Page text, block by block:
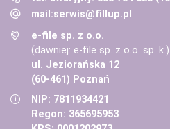
mail:serwis@fillup.pl
e-file sp. z o.o.
(dawniej: e-file sp. z o.o. sp. k.)
ul. Jeziorańska 12
(60-461) Poznań
NIP: 7811934421
Regon: 365695953